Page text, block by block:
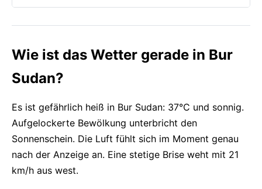
Wie ist das Wetter gerade in Bur
Sudan?
Es ist gefährlich heiß in Bur Sudan: 37°C und sonnig.
Aufgelockerte Bewölkung unterbricht den
Sonnenschein. Die Luft fühlt sich im Moment genau
nach der Anzeige an. Eine stetige Brise weht mit 21
km/h aus west.